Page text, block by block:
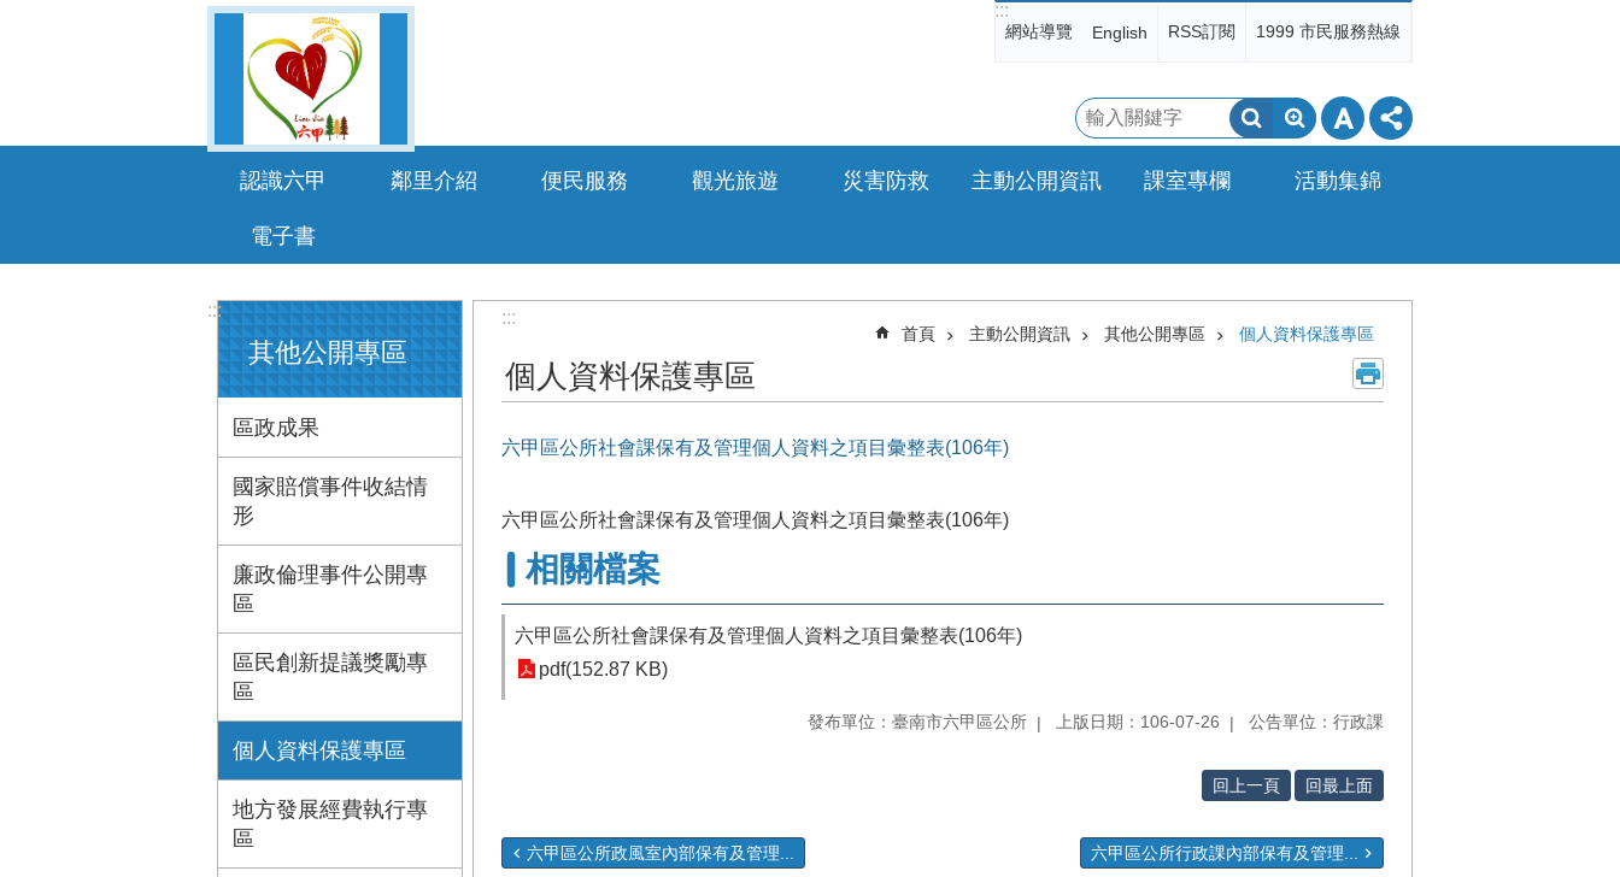
:::
網站導覽 English RSS訂閱 1999 市民服務熱線
搜
尋
認識六甲 鄰里介紹 便民服務 觀光旅遊 災害防救 主動公開資訊 課室專欄 活動集錦
電子書
:::
其他公開專區
區政成果
國家賠償事件收結情
形
廉政倫理事件公開專
區
區民創新提議獎勵專
區
個人資料保護專區
地方發展經費執行專
區
:::
首頁 主動公開資訊 其他公開專區 個人資料保護專區
個人資料保護專區
六甲區公所社會課保有及管理個人資料之項目彙整表(106年)
六甲區公所社會課保有及管理個人資料之項目彙整表(106年)
相關檔案
六甲區公所社會課保有及管理個人資料之項目彙整表(106年)
pdf(152.87 KB)
發布單位：臺南市六甲區公所 上版日期：106-07-26 公告單位：行政課
回上一頁 回最上面
六甲區公所政風室內部保有及管理... 六甲區公所行政課內部保有及管理...